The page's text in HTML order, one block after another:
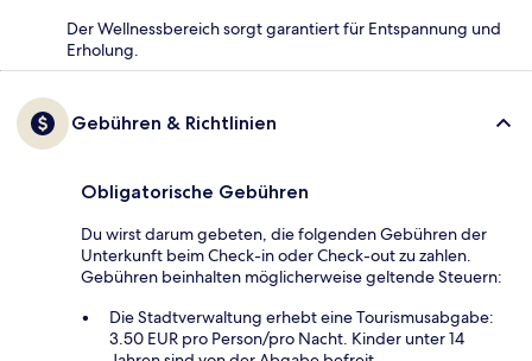
Der Wellnessbereich sorgt garantiert für Entspannung und
Erholung.
Gebühren & Richtlinien
Obligatorische Gebühren
Du wirst darum gebeten, die folgenden Gebühren der
Unterkunft beim Check-in oder Check-out zu zahlen.
Gebühren beinhalten möglicherweise geltende Steuern:
Die Stadtverwaltung erhebt eine Tourismusabgabe:
3.50 EUR pro Person/pro Nacht. Kinder unter 14